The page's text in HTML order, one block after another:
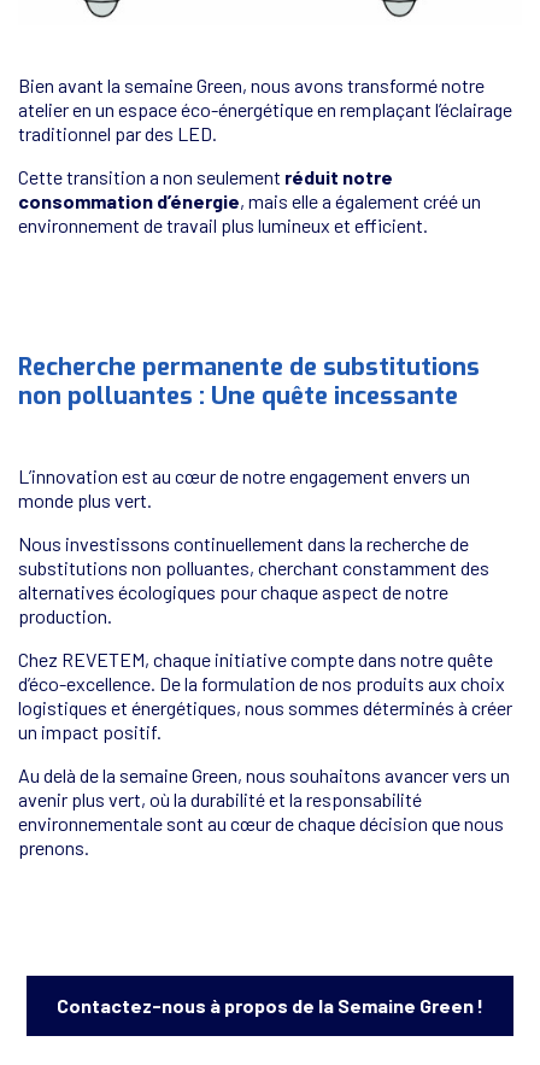
Bien avant la semaine Green, nous avons transformé notre
atelier en un espace éco-énergétique en remplaçant l’éclairage
traditionnel par des LED.
Cette transition a non seulement réduit notre
consommation d’énergie, mais elle a également créé un
environnement de travail plus lumineux et efficient.
Recherche permanente de substitutions
non polluantes : Une quête incessante
L’innovation est au cœur de notre engagement envers un
monde plus vert.
Nous investissons continuellement dans la recherche de
substitutions non polluantes, cherchant constamment des
alternatives écologiques pour chaque aspect de notre
production.
Chez REVETEM, chaque initiative compte dans notre quête
d’éco-excellence. De la formulation de nos produits aux choix
logistiques et énergétiques, nous sommes déterminés à créer
un impact positif.
Au delà de la semaine Green, nous souhaitons avancer vers un
avenir plus vert, où la durabilité et la responsabilité
environnementale sont au cœur de chaque décision que nous
prenons.
Contactez-nous à propos de la Semaine Green !